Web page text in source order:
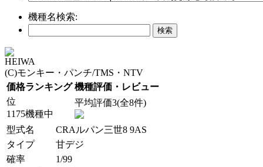
機種名検索:
HEIWA
(C)モンキー・パンチ/TMS・NTV
価格ランキング 機種評価・レビュー
位
1175機種中
平均評価3(全8件)
型式名
CRAルパン三世8 9AS
タイプ
甘デジ
確率
1/99